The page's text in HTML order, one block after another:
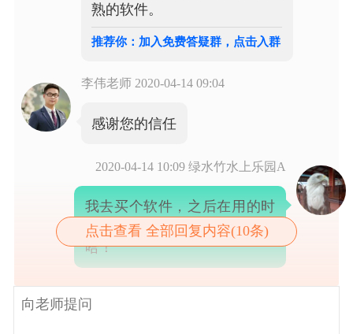
熟的软件。
推荐你：加入免费答疑群，点击入群
李伟老师 2020-04-14 09:04
感谢您的信任
2020-04-14 10:09 绿水竹水上乐园A
我去买个软件，之后在用的时
候有什么不明白的再问李老师
哈！
点击查看 全部回复内容(10条)